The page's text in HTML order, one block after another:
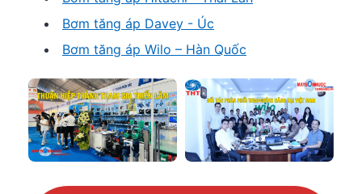
Bơm tăng áp Davey - Úc
Bơm tăng áp Wilo – Hàn Quốc